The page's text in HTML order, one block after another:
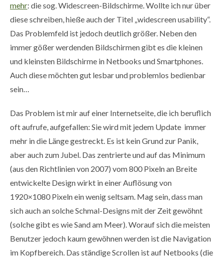
mehr: die sog. Widescreen-Bildschirme. Wollte ich nur über
diese schreiben, hieße auch der Titel „widescreen usability“.
Das Problemfeld ist jedoch deutlich größer. Neben den
immer gößer werdenden Bildschirmen gibt es die kleinen
und kleinsten Bildschirme in Netbooks und Smartphones.
Auch diese möchten gut lesbar und problemlos bedienbar
sein…
Das Problem ist mir auf einer Internetseite, die ich beruflich
oft aufrufe, aufgefallen: Sie wird mit jedem Update immer
mehr in die Länge gestreckt. Es ist kein Grund zur Panik,
aber auch zum Jubel. Das zentrierte und auf das Minimum
(aus den Richtlinien von 2007) vom 800 Pixeln an Breite
entwickelte Design wirkt in einer Auflösung von
1920×1080 Pixeln ein wenig seltsam. Mag sein, dass man
sich auch an solche Schmal-Designs mit der Zeit gewöhnt
(solche gibt es wie Sand am Meer). Worauf sich die meisten
Benutzer jedoch kaum gewöhnen werden ist die Navigation
im Kopfbereich. Das ständige Scrollen ist auf Netbooks (die